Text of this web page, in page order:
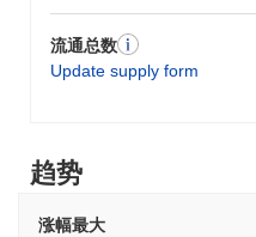
流通总数
Update supply form
固了其在更广泛加密市场中
领域的持续相关性，因为它
DUSD是为消费者和机构设
定的价值，适合日常交易、
趋势
涨幅最大